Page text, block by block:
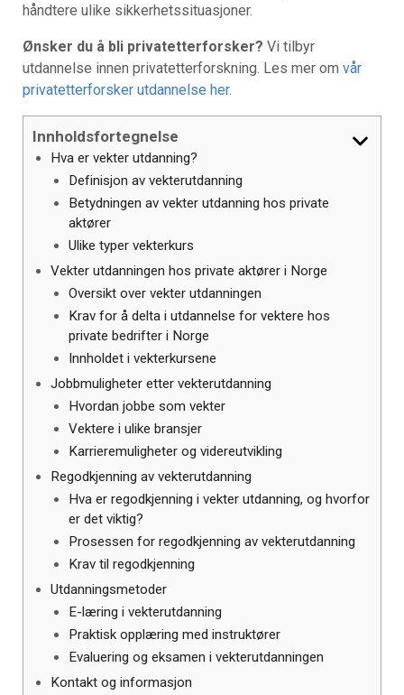
håndtere ulike sikkerhetssituasjoner.
Ønsker du å bli privatetterforsker? Vi tilbyr
utdannelse innen privatetterforskning. Les mer om vår
privatetterforsker utdannelse her.
Innholdsfortegnelse
Hva er vekter utdanning?
Definisjon av vekterutdanning
Betydningen av vekter utdanning hos private
aktører
Ulike typer vekterkurs
Vekter utdanningen hos private aktører i Norge
Oversikt over vekter utdanningen
Krav for å delta i utdannelse for vektere hos
private bedrifter i Norge
Innholdet i vekterkursene
Jobbmuligheter etter vekterutdanning
Hvordan jobbe som vekter
Vektere i ulike bransjer
Karrieremuligheter og videreutvikling
Regodkjenning av vekterutdanning
Hva er regodkjenning i vekter utdanning, og hvorfor
er det viktig?
Prosessen for regodkjenning av vekterutdanning
Krav til regodkjenning
Utdanningsmetoder
E-læring i vekterutdanning
Praktisk opplæring med instruktører
Evaluering og eksamen i vekterutdanningen
Kontakt og informasjon